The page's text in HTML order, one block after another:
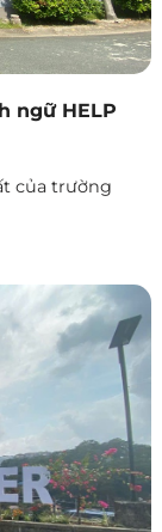
ngữ HELP
của trường